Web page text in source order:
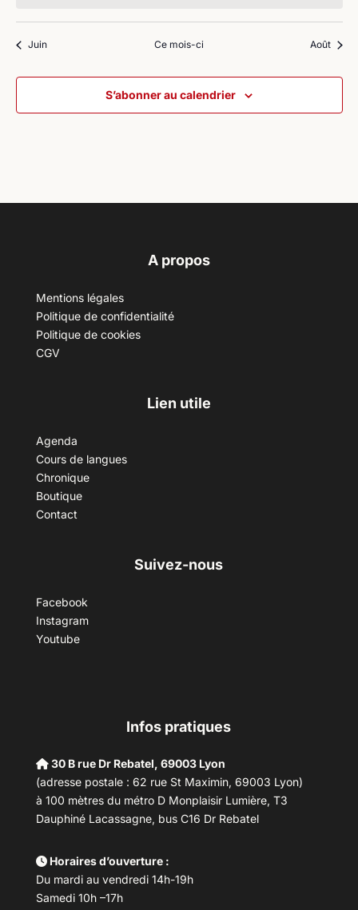
Juin Ce mois-ci Août
S’abonner au calendrier
A propos
Mentions légales
Politique de confidentialité
Politique de cookies
CGV
Lien utile
Agenda
Cours de langues
Chronique
Boutique
Contact
Suivez-nous
Facebook
Instagram
Youtube
Infos pratiques
30 B rue Dr Rebatel, 69003 Lyon
(adresse postale : 62 rue St Maximin, 69003 Lyon)
à 100 mètres du métro D Monplaisir Lumière, T3
Dauphiné Lacassagne, bus C16 Dr Rebatel
Horaires d’ouverture :
Du mardi au vendredi 14h-19h
Samedi 10h –17h